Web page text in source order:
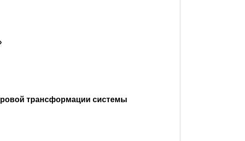
трансформации системы